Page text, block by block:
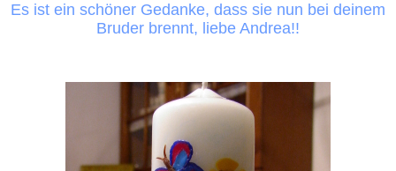
Es ist ein schöner Gedanke, dass sie nun bei deinem
Bruder brennt, liebe Andrea!!